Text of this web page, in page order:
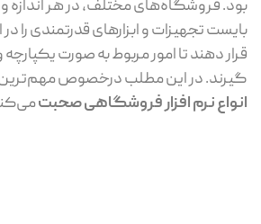
بود. فروشگاه‌های مختلف، در هر اندازه و
بایست تجهیزات و ابزارهای قدرتمندی را
قرار دهند تا امور مربوط به صورت
گیرند. در این مطلب درخصوص مهم‌ترین
انواع نرم افزار فروشگاهی صحبت